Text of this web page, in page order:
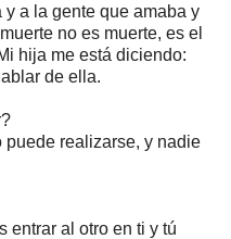
a la gente que amaba y
no es muerte, es el
hija me está diciendo:
de ella.
realizarse, y nadie
entrar al otro en ti y tú